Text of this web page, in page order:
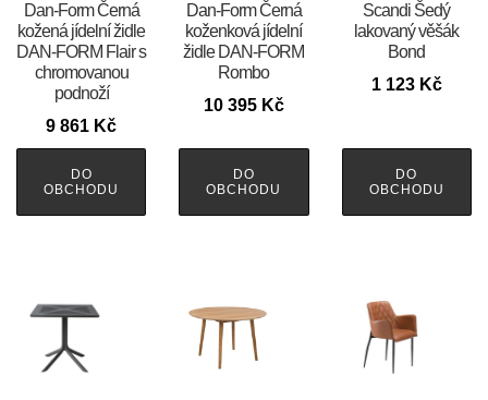
​​​​​Dan-Form Černá
kožená jídelní židle
DAN-FORM Flair s
chromovanou
podnoží
9 861 Kč
DO
OBCHODU
​​​​​Dan-Form Černá
koženková jídelní
židle DAN-FORM
Rombo
10 395 Kč
DO
OBCHODU
Scandi Šedý
lakovaný věšák
Bond
1 123 Kč
DO
OBCHODU